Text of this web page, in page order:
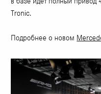
Tronic.
Подробнее о новом